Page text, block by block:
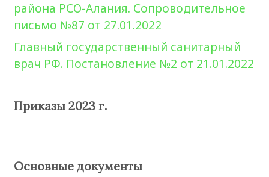
района РСО-Алания. Сопроводительное
письмо №87 от 27.01.2022
Главный государственный санитарный
врач РФ. Постановление №2 от 21.01.2022
Приказы 2023 г.
Основные документы